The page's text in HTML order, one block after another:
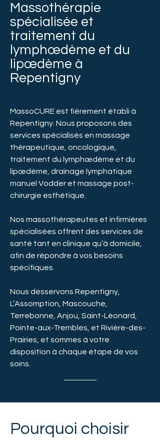
Massothérapie
spécialisée et
traitement du
lymphœdème et du
lipœdème à
Repentigny
MassoCURE est fièrement établi à
Repentigny. Nous proposons des
services spécialisés en massage
thérapeutique, oncologique,
traitement du lymphœdème et du
lipœdème, drainage lymphatique
manuel Vodder et massage post-
chirurgie esthétique.
Nos massothérapeutes et infirmières
spécialisées offrent des services de
santé tant en clinique qu’à domicile,
afin de répondre à vos besoins
spécifiques.
Nous desservons Repentigny,
L’Assomption, Mascouche,
Terrebonne, Anjou, Saint-Léonard,
Pointe-aux-Trembles, et Rivière-des-
Prairies, et sommes à votre
disposition à chaque étape de vos
soins.
Pourquoi choisir